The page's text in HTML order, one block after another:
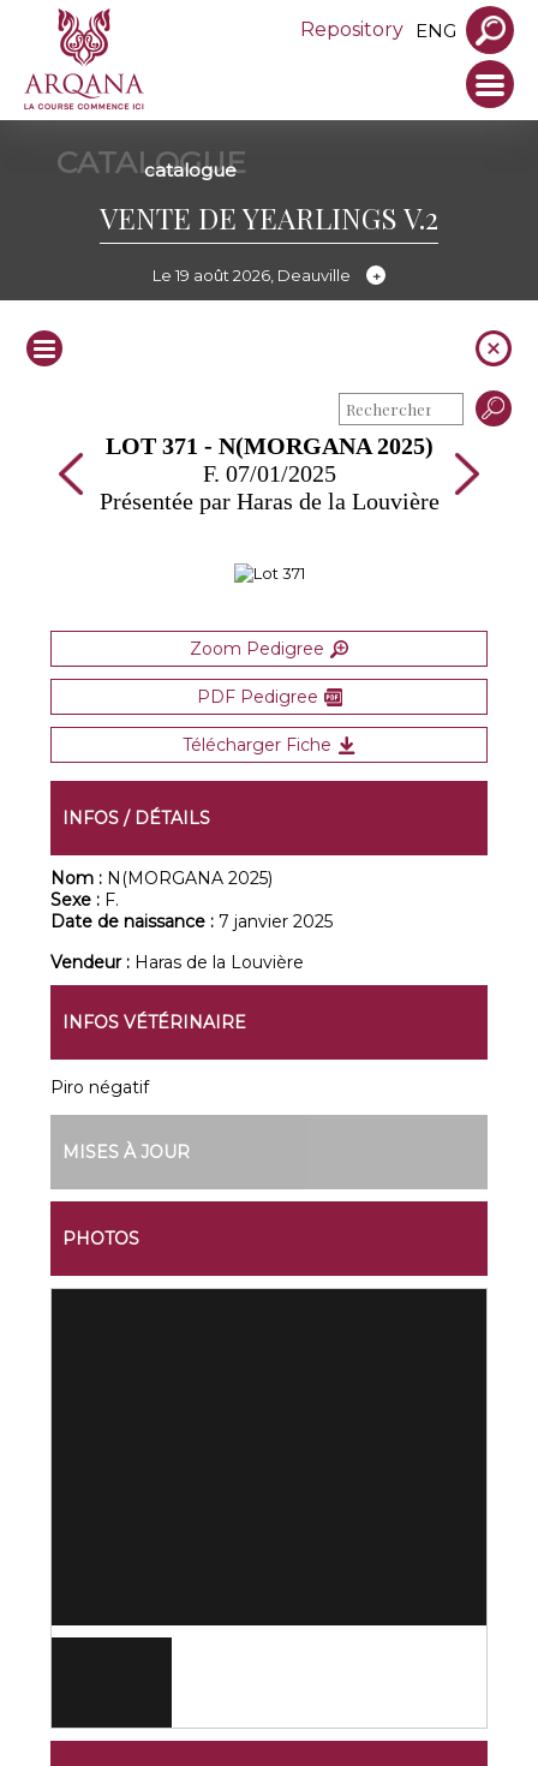
Repository ENG
CATALOGUE
catalogue
VENTE DE YEARLINGS V.2
Le 19 août 2026, Deauville
LOT 371 - N(MORGANA 2025)
F. 07/01/2025
Présentée par Haras de la Louvière
Zoom Pedigree
PDF Pedigree
Télécharger Fiche
INFOS / DÉTAILS
Nom : N(MORGANA 2025)
Sexe : F.
Date de naissance :7 janvier 2025
Vendeur : Haras de la Louvière
INFOS VÉTÉRINAIRE
Piro négatif
MISES À JOUR
PHOTOS